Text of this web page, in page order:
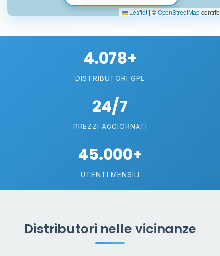
Leaflet | ©OpenStreetMap
4.078+
DISTRIBUTORI GPL
24/7
PREZZI AGGIORNATI
45.000+
UTENTI MENSILI
Distributori nelle vicinanze